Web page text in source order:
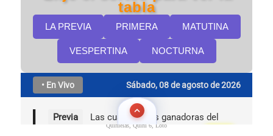
Quinielas, Quini 6, Loto